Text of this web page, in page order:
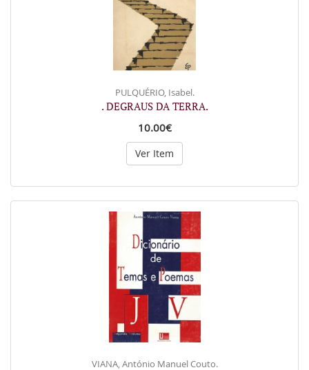
PULQUÉRIO, Isabel.
. DEGRAUS DA TERRA.
10.00€
Ver Item
VIANA, António Manuel Couto.